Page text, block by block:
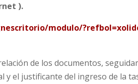
).
modulo/
de los documentos,
el justificante del ingreso de la